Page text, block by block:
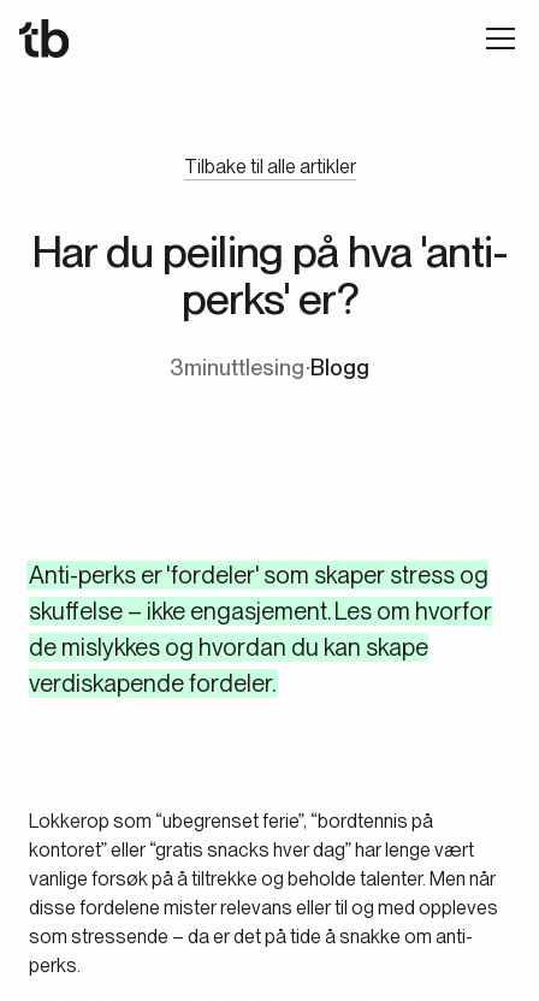
Tilbake til alle artikler
Har du peiling på hva 'anti-
perks' er?
3minuttlesing∙Blogg
Anti-perks er 'fordeler' som skaper stress og
skuffelse – ikke engasjement. Les om hvorfor
de mislykkes og hvordan du kan skape
verdiskapende fordeler.
Lokkerop som “ubegrenset ferie”, “bordtennis på
kontoret” eller “gratis snacks hver dag” har lenge vært
vanlige forsøk på å tiltrekke og beholde talenter. Men når
disse fordelene mister relevans eller til og med oppleves
som stressende – da er det på tide å snakke om anti-
perks.